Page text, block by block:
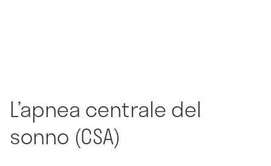
L’apnea centrale del
sonno (CSA)